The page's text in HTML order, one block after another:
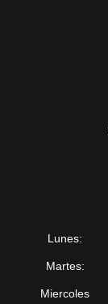
Lunes:
Martes:
Miercoles